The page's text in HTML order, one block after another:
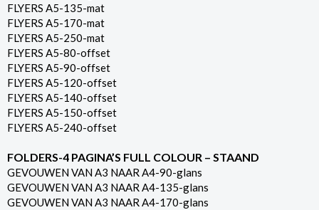
FLYERS A5-135-mat
FLYERS A5-170-mat
FLYERS A5-250-mat
FLYERS A5-80-offset
FLYERS A5-90-offset
FLYERS A5-120-offset
FLYERS A5-140-offset
FLYERS A5-150-offset
FLYERS A5-240-offset
FOLDERS-4 PAGINA’S FULL COLOUR – STAAND
GEVOUWEN VAN A3 NAAR A4-90-glans
GEVOUWEN VAN A3 NAAR A4-135-glans
GEVOUWEN VAN A3 NAAR A4-170-glans